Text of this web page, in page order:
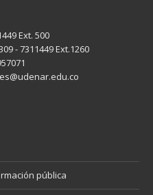
Ext. 500
- 7311449 Ext.1260
pública